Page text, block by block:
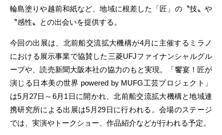
輪島塗りや越前和紙など、地域に根差した「匠」の〝技〟や
〝感性〟との出会いを提供する。
今回の出展は、北前船交流拡大機構が4月に主催するミラノ
における展示事業で協賛した三菱UFJファイナンシャルグル
ープや、読売新聞大阪本社の協力のもと実現。「饗宴！匠が
演じる日本美の世界 powered by MUFG工芸プロジェクト」
は5月27日～6月1日に開かれ、北前船交流拡大機構と地域連
携研究所による出展は5月29日に行われる。会場のステージ
では、実演やトークショー、作品紹介などが行われる予定。